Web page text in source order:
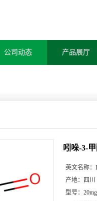
公司动态 产品展厅
吲哚-3-
英文名称：
产地：
四川
型号： 20mg